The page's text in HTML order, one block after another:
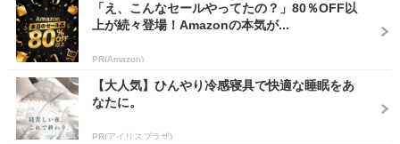
「え、こんなセールやってたの？」80％OFF以
上が続々登場！Amazonの本気が...
PR(Amazon)
【大人気】ひんやり冷感寝具で快適な睡眠をあ
なたに。
PR(アイリスプラザ)